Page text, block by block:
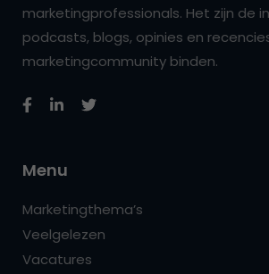
marketingprofessionals. Het zijn de
podcasts, blogs, opinies en
marketingcommunity binden.
Menu
Marketingthema’s
Veelgelezen
Vacatures